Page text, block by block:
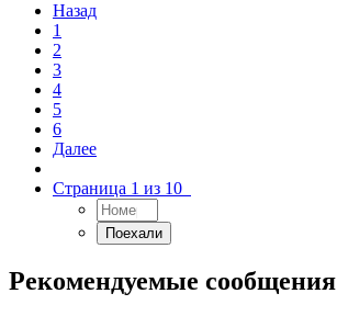
Назад
1
2
3
4
5
6
Далее
Страница 1 из 10
Рекомендуемые сообщения